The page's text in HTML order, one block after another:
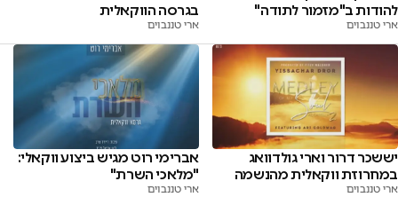
להודות ב"מזמור לתודה"
ארי טננבוים
בגרסה הווקאלית
ארי טננבוים
יששכר דרור וארי גולדוואג
במחרוזת ווקאלית מהנשמה
ארי טננבוים
אברימי רוט מגיש ביצוע ווקאלי:
"מלאכי השרת"
ארי טננבוים